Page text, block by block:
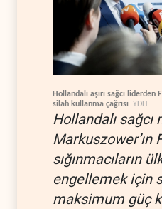
Hollandalı aşırı sağcı liderden
silah kullanma çağrısı YDH
Hollandalı
Markuszower’ın
sığınmacıların
engellemek için
maksimum güç